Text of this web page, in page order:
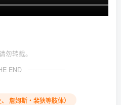
勿转载。
END
詹姆斯‧裴狄等肢体）